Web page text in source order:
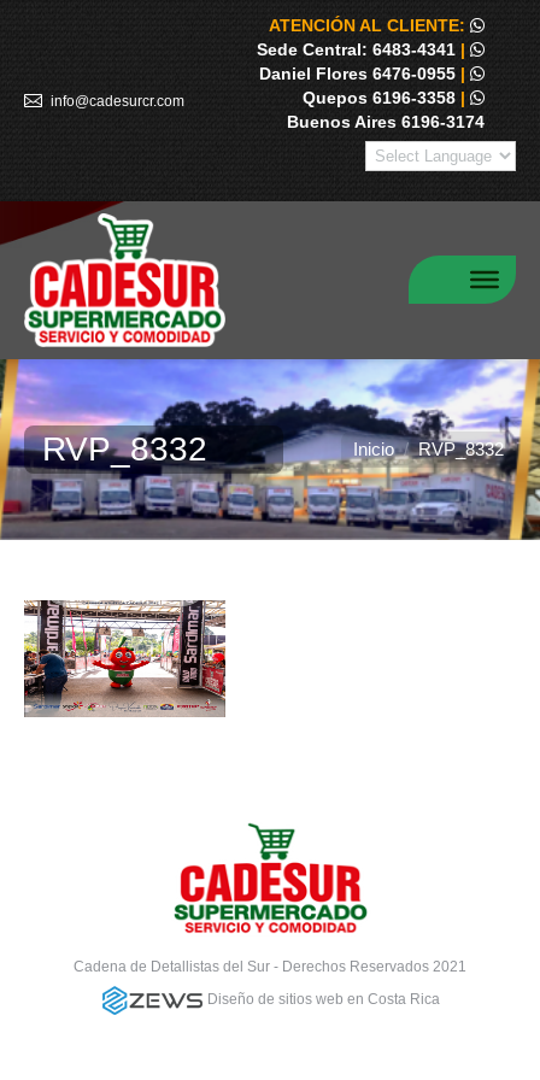
info@cadesurcr.com
ATENCIÓN AL CLIENTE:
Sede Central: 6483-4341 |
Daniel Flores 6476-0955 |
Quepos 6196-3358 |
Buenos Aires 6196-3174
RVP_8332 Estás aquí:Inicio RVP_8332
Cadena de Detallistas del Sur - Derechos Reservados 2021
Diseño de sitios web en Costa Rica